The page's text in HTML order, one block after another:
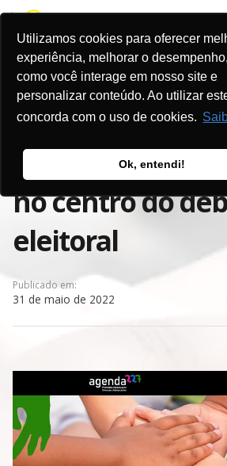
Utilizamos cookies para oferecer
experiência, melhorar o
como você interage em nosso site e
personalizar conteúdo. Ao utilizar
concorda com o uso de cookies.
Ok, entendi!
Agenda 227:
crianças e
no centro do
eleitoral
Publicado em:
31 de maio de 2022